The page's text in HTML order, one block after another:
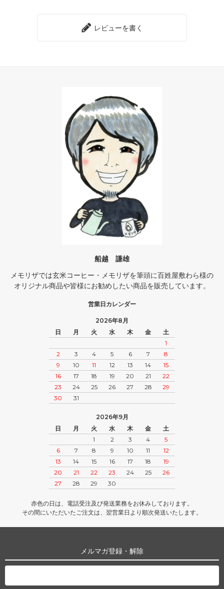
レビューを書く
船越 謙雄
メモリザでは玄米コーヒー・メモリザを筆頭に百姓屋敷わら様の
オリジナル商品や皆様にお勧めしたい商品を販売しています。
営業日カレンダー
2026年8月
日
月 火 水 木 金
土
1
2
3 4 5 6 7
8
9
10 11 12 13 14
15
16
17 18 19 20 21
22
23
24 25 26 27 28
29
30
31
2026年9月
日
月 火 水 木 金
土
1
2 3 4
5
6
7 8 9 10 11
12
13
14 15 16 17 18
19
20
21 22 23 24 25
26
27
28 29 30
赤色の日は、電話受注及び発送業務をお休みしております。
その間にいただいたご注文は、翌営業日より順次発送いたします。
メルマガ登録・解除